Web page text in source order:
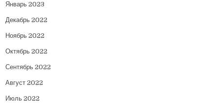
Январь 2023
Декабрь 2022
Ноябрь 2022
Октябрь 2022
Сентябрь 2022
Август 2022
Июль 2022